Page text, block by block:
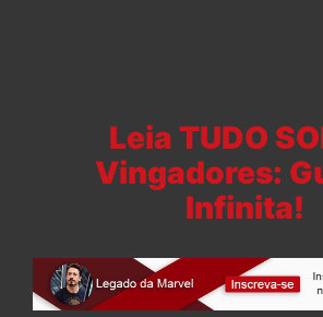
Leia TUDO
Vingadores:
Infinita!